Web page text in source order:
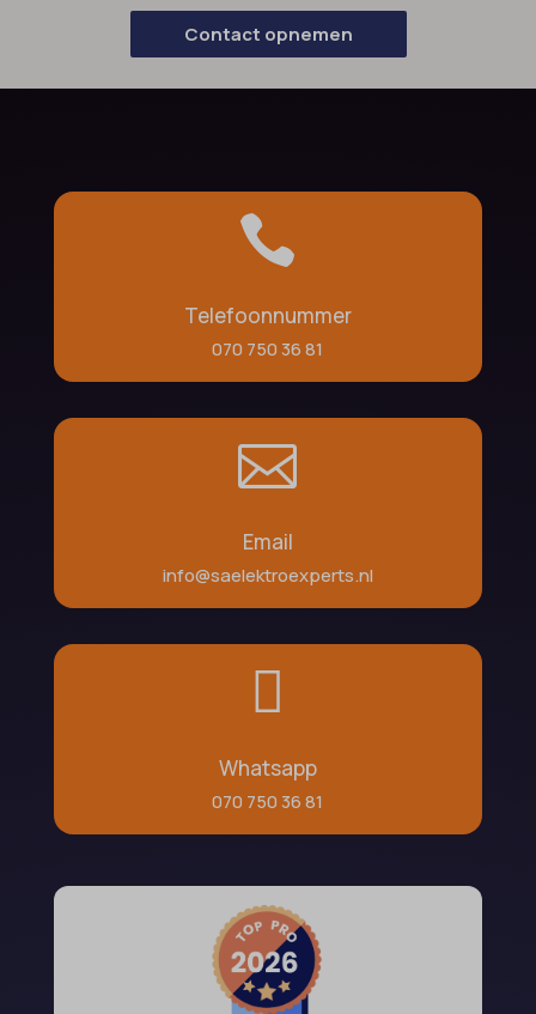
Contact opnemen

Telefoonnummer
070 750 36 81

Email
info@saelektroexperts.nl

Whatsapp
070 750 36 81